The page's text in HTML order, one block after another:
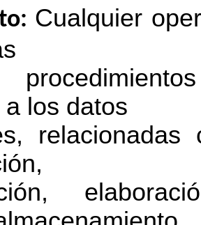
Cualquier
los datos